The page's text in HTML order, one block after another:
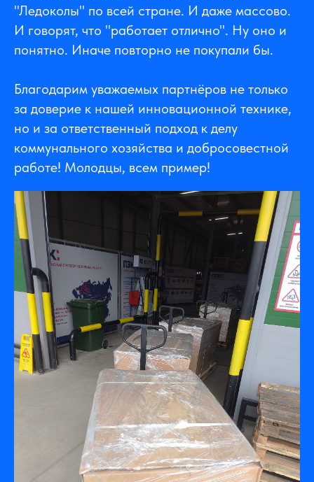
"Ледоколы" по всей стране. И даже массово.
И говорят, что "работает отлично". Ну оно и
понятно. Иначе повторно не покупали бы.
Благодарим уважаемых партнёров не только
за доверие к нашей инновационной технике,
но и за ответственный подход к делу
коммунального хозяйства и добросовестной
работе! Молодцы, всем пример!